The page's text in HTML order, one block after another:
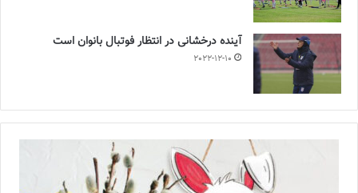
آینده درخشانی در انتظار فوتبال بانوان است
2022-12-10